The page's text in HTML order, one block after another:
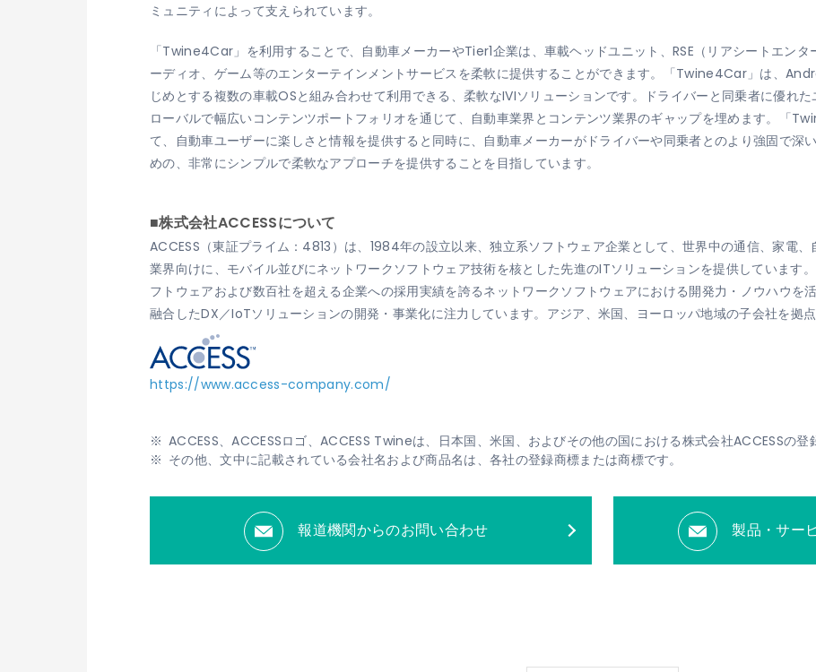
ミュニティによって支えられています。
「Twine4Car」を利用することで、自動車メーカーやTier1企業は、車載ヘッドユニット、RSE（リアシートエン
ーディオ、ゲーム等のエンターテインメントサービスを柔軟に提供することができます。「Twine4Car」は、
じめとする複数の車載OSと組み合わせて利用できる、柔軟なIVIソリューションです。ドライバーと同乗者に優れ
ローバルで幅広いコンテンツポートフォリオを通じて、自動車業界とコンテンツ業界のギャップを埋めます。「
て、自動車ユーザーに楽しさと情報を提供すると同時に、自動車メーカーがドライバーや同乗者とのより強固で深
めの、非常にシンプルで柔軟なアプローチを提供することを目指しています。
■株式会社ACCESSについて
ACCESS（東証プライム：4813）は、1984年の設立以来、独立系ソフトウェア企業として、世界中の通信、家電
業界向けに、モバイル並びにネットワークソフトウェア技術を核とした先進のITソリューションを提供しています
フトウェアおよび数百社を超える企業への採用実績を誇るネットワークソフトウェアにおける開発力・ノウハウを
融合したDX／IoTソリューションの開発・事業化に注力しています。アジア、米国、ヨーロッパ地域の子会社を拠
https://www.access-company.com/
ACCESS、ACCESSロゴ、ACCESS Twineは、日本国、米国、およびその他の国における株式会社ACCESSの登
その他、文中に記載されている会社名および商品名は、各社の登録商標または商標です。
報道機関からのお問い合わせ 製品・サー